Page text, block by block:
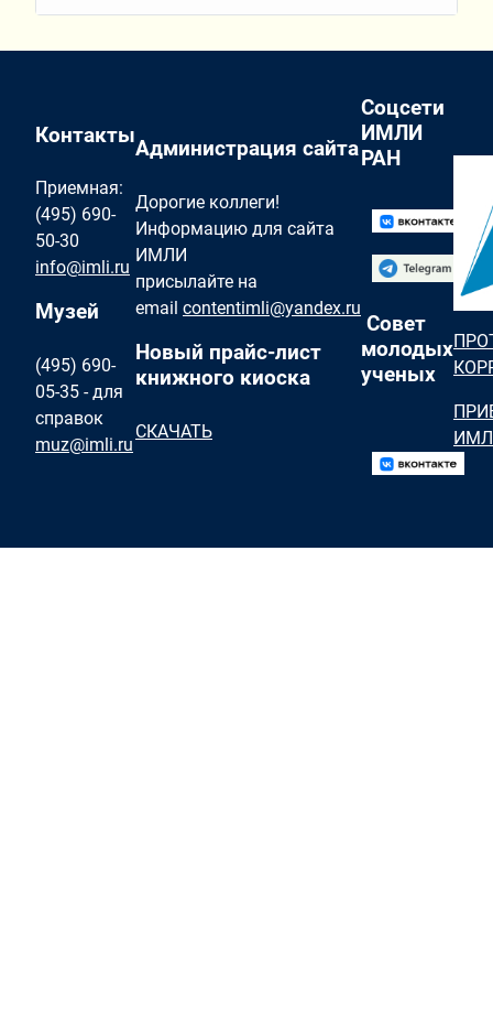
Контакты
Приемная:
(495) 690-
50-30
info@imli.ru
Музей
(495) 690-
05-35 - для
справок
muz@imli.ru
Администрация сайта
Дорогие коллеги!
Информацию для сайта
ИМЛИ
присылайте на
email contentimli@yandex.ru
Новый прайс-лист
книжного киоска
СКАЧАТЬ
Соцсети
ИМЛИ
РАН
Совет
молодых
ученых